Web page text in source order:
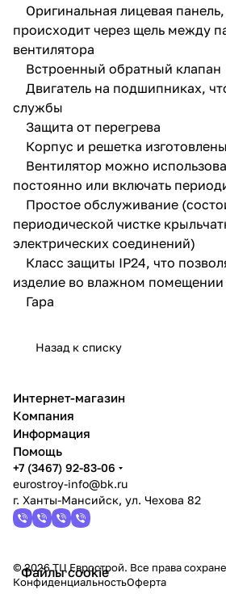
Оригинальная лицевая
происходит через щель между
вентилятора
Встроенный обратный клапан
Двигатель на подшипниках,
службы
Защита от перегрева
Корпус и решетка
Вентилятор можно
постоянно или включать
Простое обслуживание
периодической чистке
электрических соединений)
Класс защиты IP24, что
изделие во влажном помещении
Гара
Назад к списку
Файлы cookie
Интернет-магазин
Компания
Информация
Помощь
+7 (3467) 92-83-06
eurostroy-info@bk.ru
г. Ханты-Мансийск, ул. Чехова 82
© 2026 ТЦ Еврострой. Все права
КонфиденциальностьОферта